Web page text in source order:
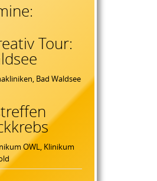
Tour:
Bad Waldsee
OWL, Klinikum